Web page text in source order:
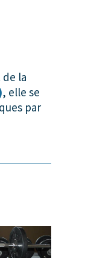
la
, elle se
par